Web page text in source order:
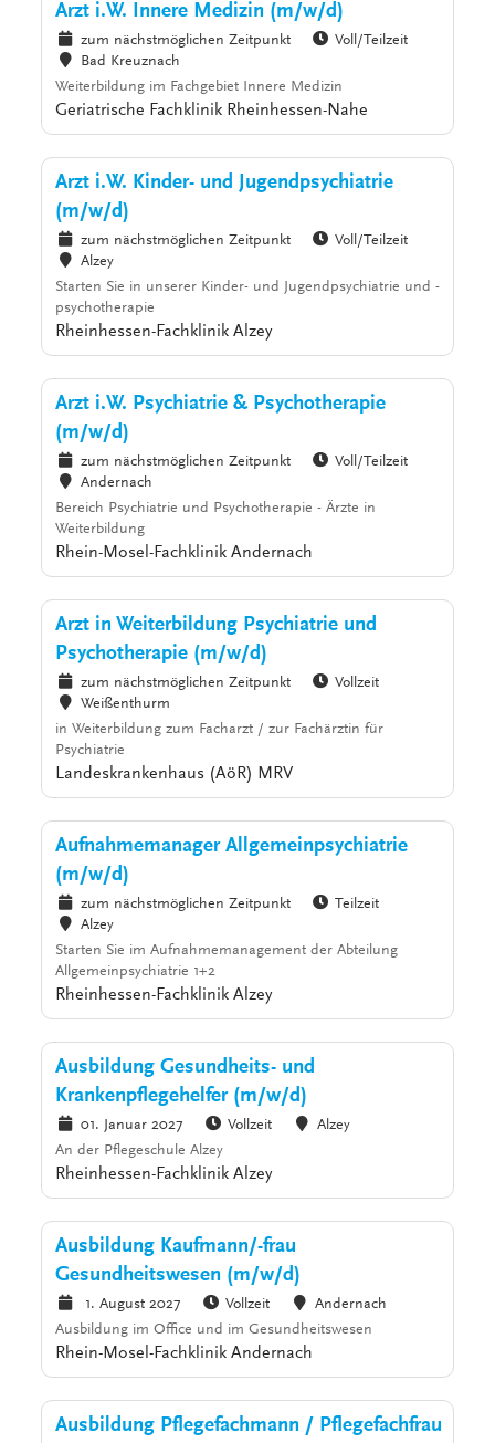
Arzt i.W. Innere Medizin (m/w/d)
zum nächstmöglichen Zeitpunkt
Voll/Teilzeit
Bad Kreuznach
Weiterbildung im Fachgebiet Innere Medizin
Geriatrische Fachklinik Rheinhessen-Nahe
Arzt i.W. Kinder- und Jugendpsychiatrie
(m/w/d)
zum nächstmöglichen Zeitpunkt
Voll/Teilzeit
Alzey
Starten Sie in unserer Kinder- und Jugendpsychiatrie und -
psychotherapie
Rheinhessen-Fachklinik Alzey
Arzt i.W. Psychiatrie & Psychotherapie
(m/w/d)
zum nächstmöglichen Zeitpunkt
Voll/Teilzeit
Andernach
Bereich Psychiatrie und Psychotherapie - Ärzte in
Weiterbildung
Rhein-Mosel-Fachklinik Andernach
Arzt in Weiterbildung Psychiatrie und
Psychotherapie (m/w/d)
zum nächstmöglichen Zeitpunkt
Vollzeit
Weißenthurm
in Weiterbildung zum Facharzt / zur Fachärztin für
Psychiatrie
Landeskrankenhaus (AöR) MRV
Aufnahmemanager Allgemeinpsychiatrie
(m/w/d)
zum nächstmöglichen Zeitpunkt
Teilzeit
Alzey
Starten Sie im Aufnahmemanagement der Abteilung
Allgemeinpsychiatrie 1+2
Rheinhessen-Fachklinik Alzey
Ausbildung Gesundheits- und
Krankenpflegehelfer (m/w/d)
01. Januar 2027 Vollzeit
Alzey
An der Pflegeschule Alzey
Rheinhessen-Fachklinik Alzey
Ausbildung Kaufmann/-frau
Gesundheitswesen (m/w/d)
1. August 2027 Vollzeit
Andernach
Ausbildung im Office und im Gesundheitswesen
Rhein-Mosel-Fachklinik Andernach
Ausbildung Pflegefachmann / Pflegefachfrau